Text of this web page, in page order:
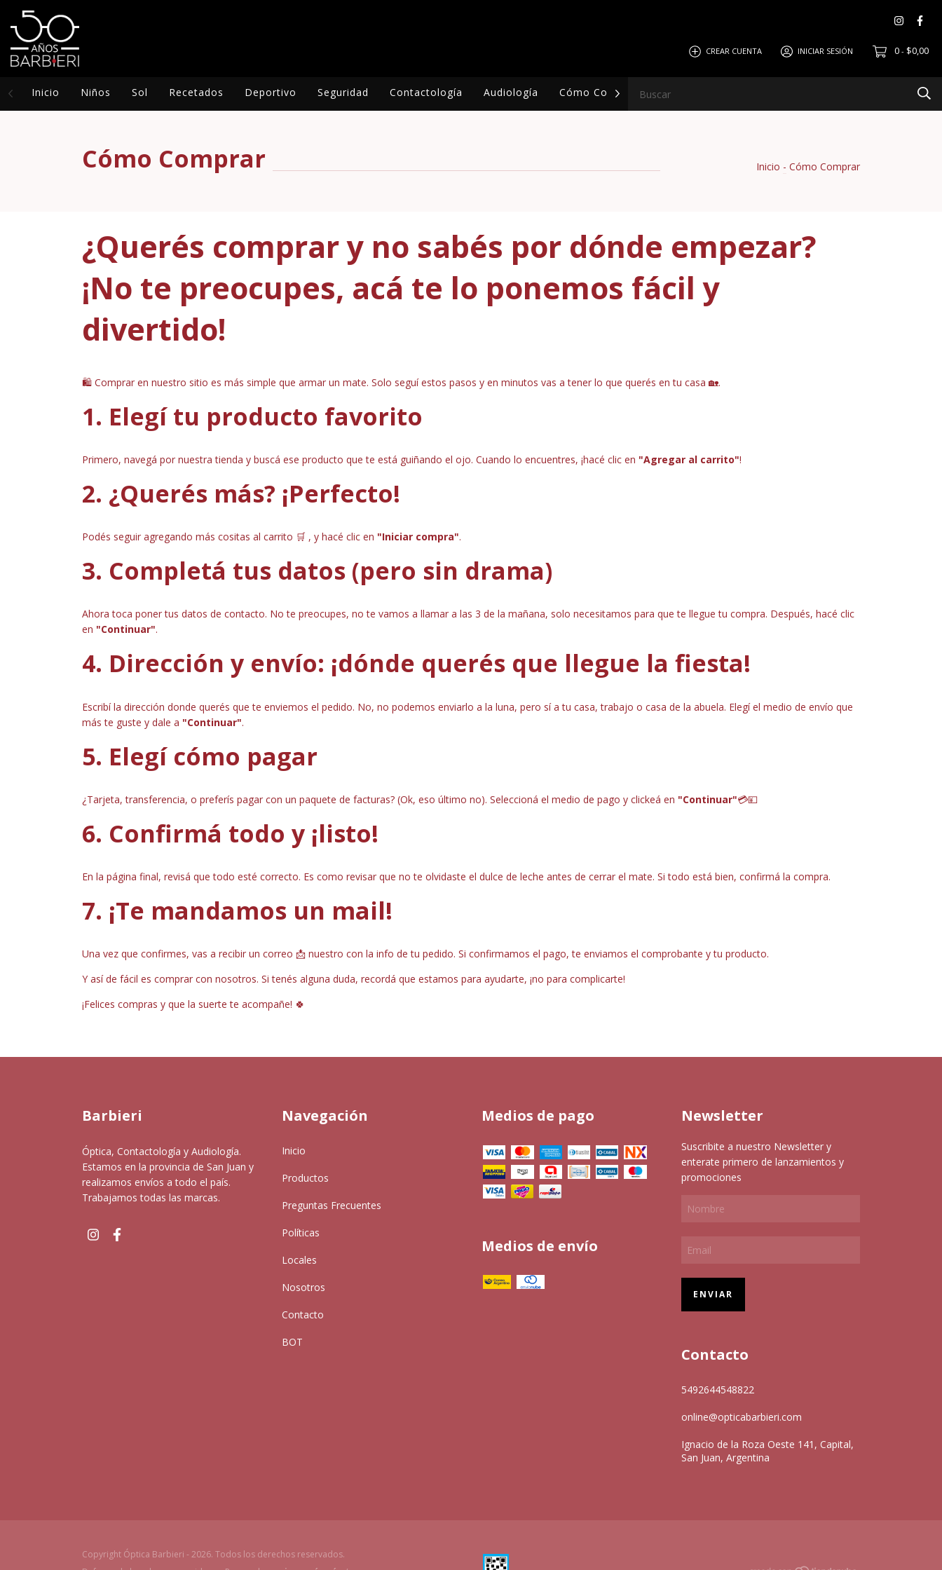
CREAR CUENTA INICIAR SESIÓN 0 - $0,00
Inicio Niños Sol Recetados Deportivo Seguridad Contactología Audiología Cómo Comprar Política de Devolución
Cómo Comprar Inicio - Cómo Comprar
¿Querés comprar y no sabés por dónde empezar?
¡No te preocupes, acá te lo ponemos fácil y
divertido!
🛍️ Comprar en nuestro sitio es más simple que armar un mate. Solo seguí estos pasos y en minutos vas a tener lo que querés en tu casa 🏡.
1. Elegí tu producto favorito
Primero, navegá por nuestra tienda y buscá ese producto que te está guiñando el ojo. Cuando lo encuentres, ¡hacé clic en "Agregar al carrito"!
2. ¿Querés más? ¡Perfecto!
Podés seguir agregando más cositas al carrito 🛒 , y hacé clic en "Iniciar compra".
3. Completá tus datos (pero sin drama)
Ahora toca poner tus datos de contacto. No te preocupes, no te vamos a llamar a las 3 de la mañana, solo necesitamos para que te llegue tu compra. Después, hacé clic
en "Continuar".
4. Dirección y envío: ¡dónde querés que llegue la fiesta!
Escribí la dirección donde querés que te enviemos el pedido. No, no podemos enviarlo a la luna, pero sí a tu casa, trabajo o casa de la abuela. Elegí el medio de envío que
más te guste y dale a "Continuar".
5. Elegí cómo pagar
¿Tarjeta, transferencia, o preferís pagar con un paquete de facturas? (Ok, eso último no). Seleccioná el medio de pago y clickeá en "Continuar"💳💴
6. Confirmá todo y ¡listo!
En la página final, revisá que todo esté correcto. Es como revisar que no te olvidaste el dulce de leche antes de cerrar el mate. Si todo está bien, confirmá la compra.
7. ¡Te mandamos un mail!
Una vez que confirmes, vas a recibir un correo 📩 nuestro con la info de tu pedido. Si confirmamos el pago, te enviamos el comprobante y tu producto.
Y así de fácil es comprar con nosotros. Si tenés alguna duda, recordá que estamos para ayudarte, ¡no para complicarte!
¡Felices compras y que la suerte te acompañe! 🍀
Barbieri
Óptica, Contactología y Audiología.
Estamos en la provincia de San Juan y
realizamos envíos a todo el país.
Trabajamos todas las marcas.
Navegación
Inicio
Productos
Preguntas Frecuentes
Políticas
Locales
Nosotros
Contacto
BOT
Medios de pago
Medios de envío
Newsletter
Suscribite a nuestro Newsletter y
enterate primero de lanzamientos y
promociones
Contacto
5492644548822
online@opticabarbieri.com
Ignacio de la Roza Oeste 141, Capital,
San Juan, Argentina
Copyright Óptica Barbieri - 2026. Todos los derechos reservados.